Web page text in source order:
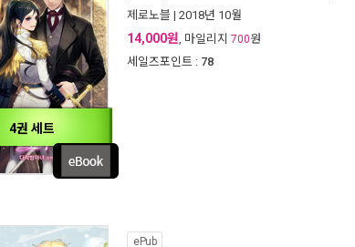
4권 세트
제로노블 | 2018년 10월
14,000원, 마일리지 700원
세일즈포인트 : 78
ePub